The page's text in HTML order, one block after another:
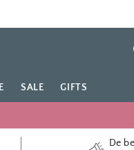
SALE GIFTS
De